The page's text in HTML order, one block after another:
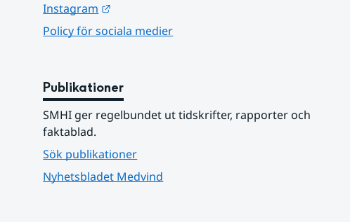
Instagram
Policy för sociala medier
Publikationer
SMHI ger regelbundet ut tidskrifter, rapporter och
faktablad.
Sök publikationer
Nyhetsbladet Medvind